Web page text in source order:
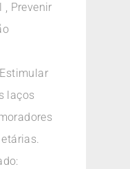
Prevenir
laços